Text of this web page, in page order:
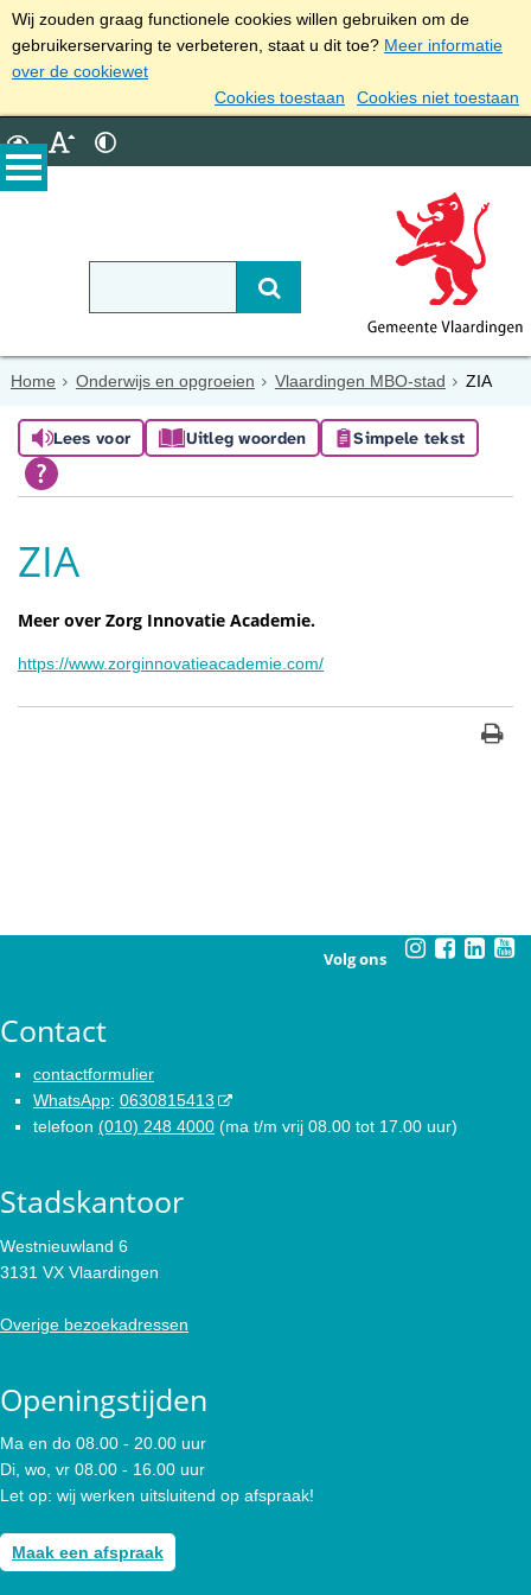
Wij zouden graag functionele cookies willen gebruiken om de
gebruikerservaring te verbeteren, staat u dit toe? Meer informatie
over de cookiewet
Cookies toestaan
Cookies niet toestaan
Home Onderwijs en opgroeien Vlaardingen MBO-stad ZIA
Lees voor Uitleg woorden Simpele tekst
ZIA
Meer over Zorg Innovatie Academie.
https://www.zorginnovatieacademie.com/
Volg ons
Contact
contactformulier
WhatsApp: 0630815413
telefoon (010) 248 4000 (ma t/m vrij 08.00 tot 17.00 uur)
Stadskantoor
Westnieuwland 6
3131 VX Vlaardingen
Overige bezoekadressen
Openingstijden
Ma en do 08.00 - 20.00 uur
Di, wo, vr 08.00 - 16.00 uur
Let op: wij werken uitsluitend op afspraak!
Maak een afspraak